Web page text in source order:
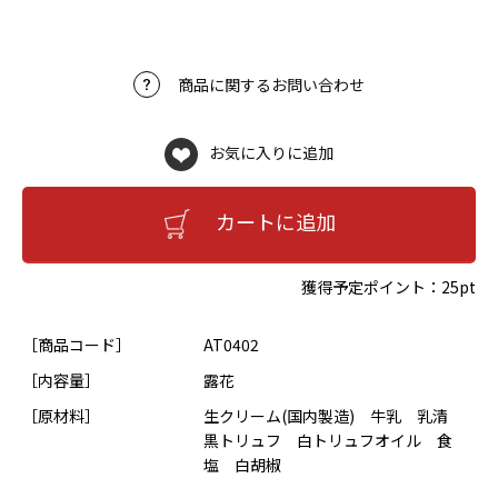
商品に関するお問い合わせ
お気に入りに追加
カートに追加
獲得予定ポイント： 25pt
［商品コード］
AT0402
［内容量］
露花
［原材料］
生クリーム(国内製造) 牛乳 乳清
黒トリュフ 白トリュフオイル 食
塩 白胡椒